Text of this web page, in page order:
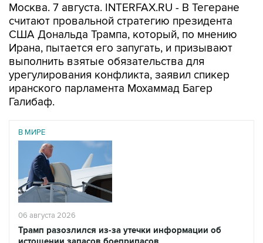
Москва. 7 августа. INTERFAX.RU - В Тегеране
считают провальной стратегию президента
США Дональда Трампа, который, по мнению
Ирана, пытается его запугать, и призывают
выполнить взятые обязательства для
урегулирования конфликта, заявил спикер
иранского парламента Мохаммад Багер
Галибаф.
В МИРЕ
06 августа 2026
Трамп разозлился из-за утечки информации об